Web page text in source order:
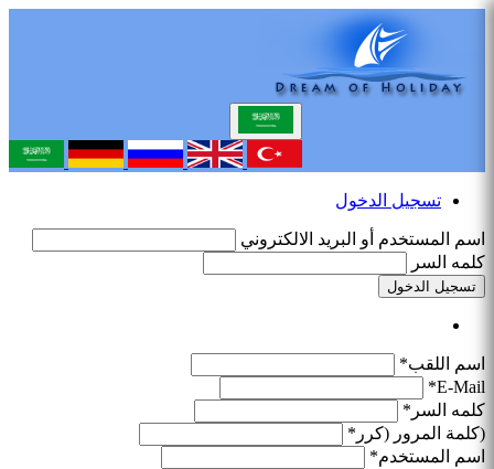
تسجيل الدخول
اسم المستخدم أو البريد الالكتروني
كلمه السر
تسجيل الدخول
اسم اللقب*
E-Mail*
كلمه السر*
(كلمة المرور (كرر*
اسم المستخدم*